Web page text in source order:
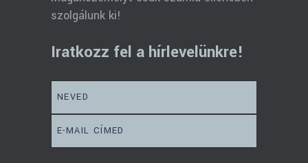
szolgálunk ki!
Iratkozz fel a hírlevelünkre!